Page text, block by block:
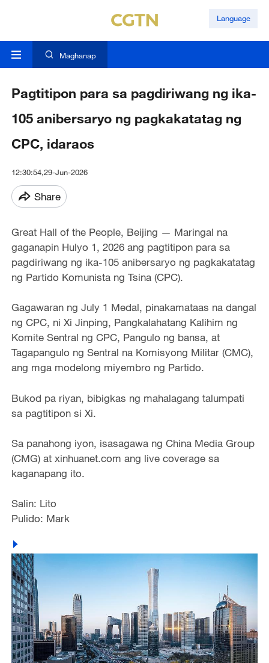
Language
Maghanap
Pagtitipon para sa pagdiriwang ng ika-
105 anibersaryo ng pagkakatatag ng
CPC, idaraos
12:30:54,29-Jun-2026
Share
Great Hall of the People, Beijing — Maringal na
gaganapin Hulyo 1, 2026 ang pagtitipon para sa
pagdiriwang ng ika-105 anibersaryo ng pagkakatatag
ng Partido Komunista ng Tsina (CPC).
Gagawaran ng July 1 Medal, pinakamataas na dangal
ng CPC, ni Xi Jinping, Pangkalahatang Kalihim ng
Komite Sentral ng CPC, Pangulo ng bansa, at
Tagapangulo ng Sentral na Komisyong Militar (CMC),
ang mga modelong miyembro ng Partido.
Bukod pa riyan, bibigkas ng mahalagang talumpati
sa pagtitipon si Xi.
Sa panahong iyon, isasagawa ng China Media Group
(CMG) at xinhuanet.com ang live coverage sa
kaganapang ito.
Salin: Lito
Pulido: Mark